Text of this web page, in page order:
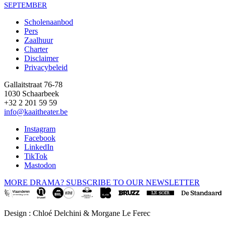
SEPTEMBER
Footer
Scholenaanbod
Pers
Zaalhuur
Charter
Disclaimer
Privacybeleid
Gallaitstraat 76-78
1030 Schaarbeek
+32 2 201 59 59
info@kaaitheater.be
Instagram
Facebook
LinkedIn
TikTok
Mastodon
MORE DRAMA? SUBSCRIBE TO OUR NEWSLETTER
Design : Chloé Delchini & Morgane Le Ferec